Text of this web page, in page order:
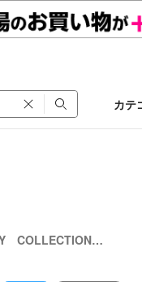
カテ
COLLECTION…